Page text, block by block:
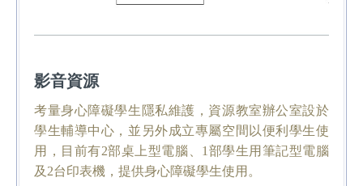
影音資源
考量身心障礙學生隱私維護，資源教室辦公室設於
學生輔導中心，並另外成立專屬空間以便利學生使
用，目前有2部桌上型電腦、1部學生用筆記型電腦
及2台印表機，提供身心障礙學生使用。